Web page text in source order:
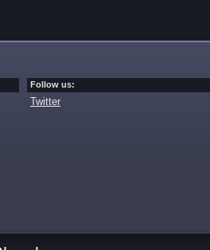
Follow us:
Twitter